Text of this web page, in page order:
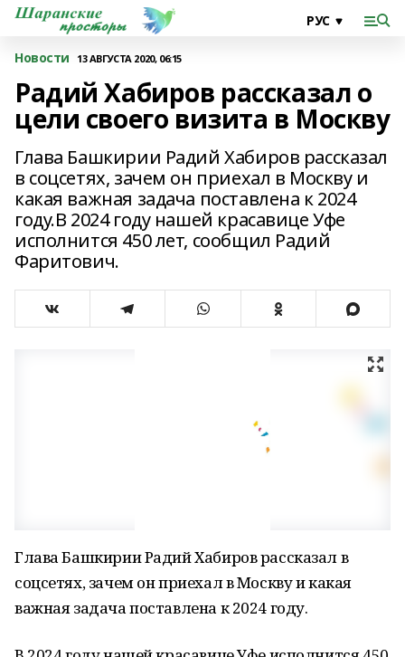
Новости 13 АВГУСТА 2020, 06:15
Радий Хабиров рассказал о
цели своего визита в Москву
Глава Башкирии Радий Хабиров рассказал
в соцсетях, зачем он приехал в Москву и
какая важная задача поставлена к 2024
году.В 2024 году нашей красавице Уфе
исполнится 450 лет, сообщил Радий
Фаритович.
Глава Башкирии Радий Хабиров рассказал в
соцсетях, зачем он приехал в Москву и какая
важная задача поставлена к 2024 году.